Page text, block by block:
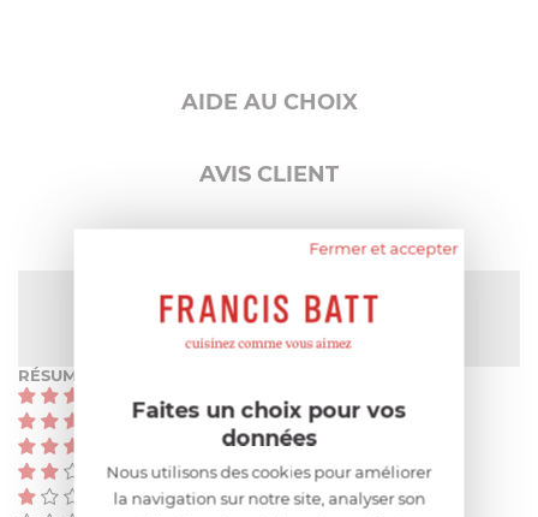
AIDE AU CHOIX
AVIS CLIENT
NOTE MOYENNE
Pas encore de note
RÉSUMÉ
(0)
(0)
(0)
(0)
Fermer et accepter
Faites un choix pour vos
données
Nous utilisons des cookies pour améliorer
la navigation sur notre site, analyser son